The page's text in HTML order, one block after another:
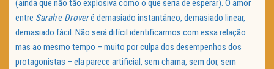
(ainda que não tão explosiva como o que seria de esperar). O amor
entre Sarahe Droveré demasiado instantâneo, demasiado linear,
demasiado fácil. Não será difícil identificarmos com essa relação
mas ao mesmo tempo – muito por culpa dos desempenhos dos
protagonistas – ela parece artificial, sem chama, sem dor, sem